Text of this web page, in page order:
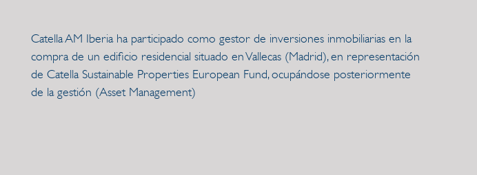
Catella AM Iberia ha participado como gestor de inversiones inmobiliarias en la
compra de un edificio residencial situado en Vallecas (Madrid), en representación
de Catella Sustainable Properties European Fund, ocupándose posteriormente
de la gestión (Asset Management)